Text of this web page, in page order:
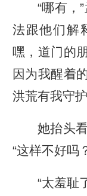
“哪有，
法跟他们
嘿，道门的
因为我醒着
洪荒有我守
她抬头
“这样不好吗
“太羞耻